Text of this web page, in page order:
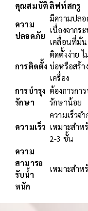
คุณสมบัติลิฟท์สกรู
ความ
ปลอดภัย
มีความปลอ
เนื่องจากร
เคลื่อนที่มั่น
การติดตั้ง
ติดตั้งง่าย
บ่อหรือสร้า
เครื่อง
การบำรุง
รักษา
ต้องการการ
รักษาน้อย
ความเร็ว
ความเร็วจำ
เหมาะสำห
2-3 ชั้น
ความ
สามารถ
รับน้ำ
หนัก
เหมาะสำห